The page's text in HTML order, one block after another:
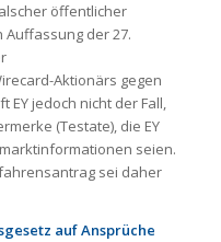
öffentlicher
der 27.
Aktionärs gegen
jedoch nicht der Fall,
(Testate), die EY
seien.
sei daher
auf Ansprüche